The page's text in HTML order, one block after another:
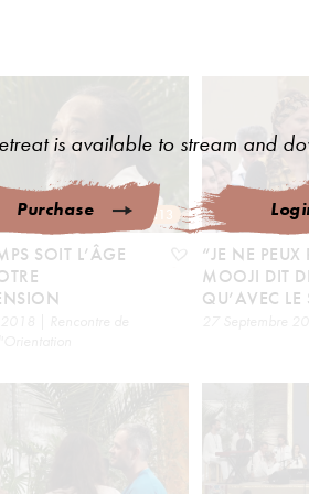
1:05:13
SOIT L’ÂGE
“JE NE PEUX
MOOJI DIT
QU’AVEC LE
is available to stream and
Purchase